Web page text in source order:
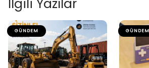
İlgili Yazılar
GÜNDEM GÜNDEM